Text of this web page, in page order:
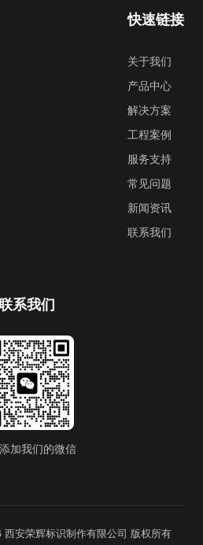
快速链接
关于我们
产品中心
解决方案
工程案例
服务支持
常见问题
新闻资讯
联系我们
系我们
加我们的微信
安荣辉标识制作有限公司 版权所有